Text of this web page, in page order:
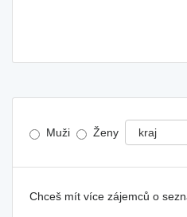
Muži Ženy
Chceš mít více zájemců o